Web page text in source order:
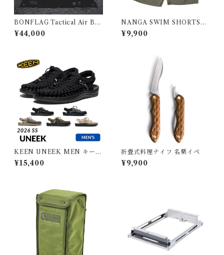
BONFLAG Tactical Air Bed
2P
¥44,000
NANGA SWIM SHORTS／
ナンガ スイムショーツ
¥9,900
KEEN UNEEK MEN キーン
ユニーク メンズ
¥15,400
折畳式料理ナイフ 名栗イペ
¥9,900